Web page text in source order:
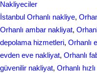
Nakliyeciler
İstanbul Orhanlı nakliye,
Orhanlı ambar nakliyat,
depolama hizmetleri, Orhanlı
evden eve nakliyat, Orhanlı
güvenilir nakliyat, Orhanlı